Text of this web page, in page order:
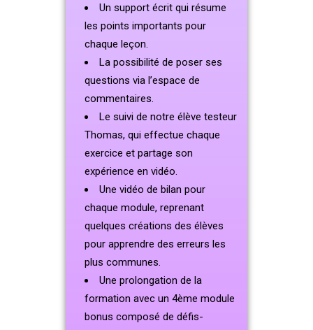
Un support écrit qui résume
les points importants pour
chaque leçon.
La possibilité de poser ses
questions via l’espace de
commentaires.
Le suivi de notre élève testeur
Thomas, qui effectue chaque
exercice et partage son
expérience en vidéo.
Une vidéo de bilan pour
chaque module, reprenant
quelques créations des élèves
pour apprendre des erreurs les
plus communes.
Une prolongation de la
formation avec un 4ème module
bonus composé de défis-